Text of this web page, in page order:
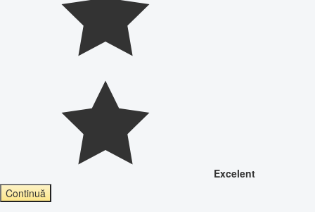
Excelent
Continuă